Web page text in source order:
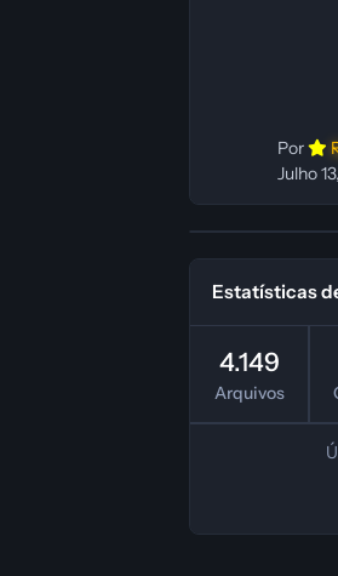
Por
Julho
Estatísticas
4.149
Arquivos